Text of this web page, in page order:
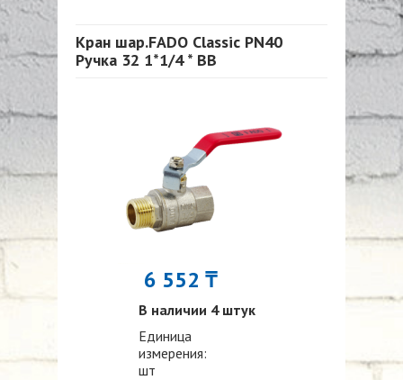
Кран шар.FADO Classic PN40
Ручка 32 1*1/4 * ВВ
6 552 ₸
В наличии 4 штук
Единица
измерения:
шт